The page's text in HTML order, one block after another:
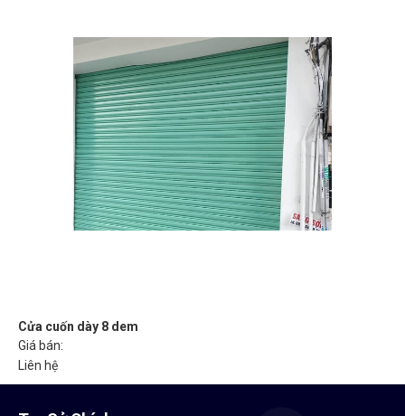
Cửa cuốn dày 8 dem
Giá bán:
Liên hệ